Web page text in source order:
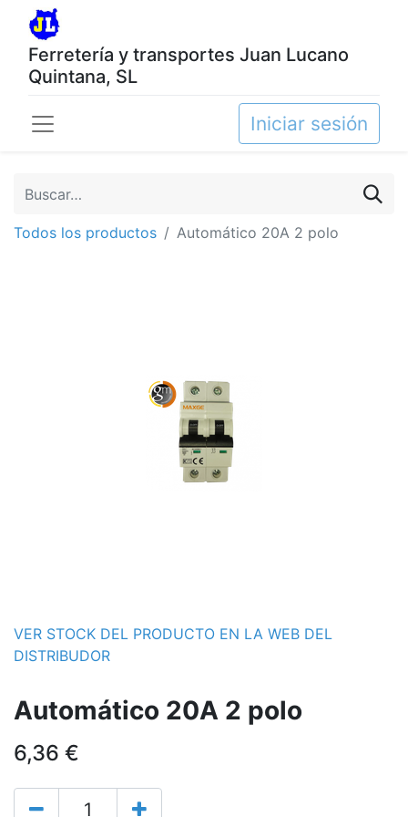
Ferretería y transportes Juan Lucano
Quintana, SL
Iniciar sesión
Todos los productos Automático 20A 2 polo
VER STOCK DEL PRODUCTO EN LA WEB DEL
DISTRIBUDOR
Automático 20A 2 polo
6,36 €